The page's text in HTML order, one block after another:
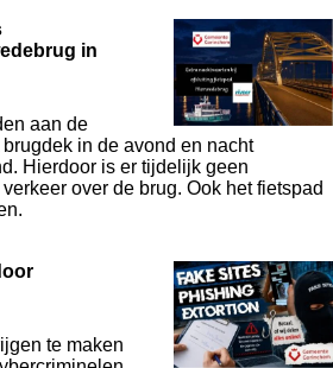
in
aan de
in de avond en nacht
Hierdoor is er tijdelijk geen
over de brug. Ook het fietspad
te maken